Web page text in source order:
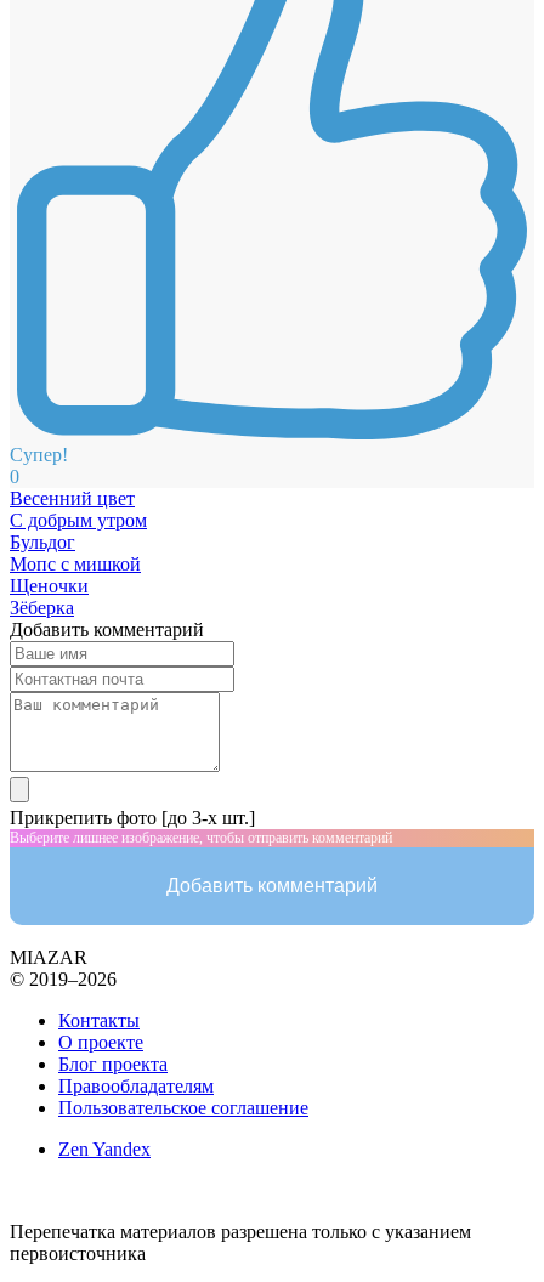
Супер!
0
Весенний цвет
С добрым утром
Бульдог
Мопс с мишкой
Щеночки
Зёберка
Добавить комментарий
Прикрепить фото [до 3-х шт.]
Выберите лишнее изображение, чтобы отправить комментарий
Добавить комментарий
MIAZAR
© 2019–2026
Контакты
О проекте
Блог проекта
Правообладателям
Пользовательское соглашение
Zen Yandex
Перепечатка материалов разрешена только с указанием
первоисточника